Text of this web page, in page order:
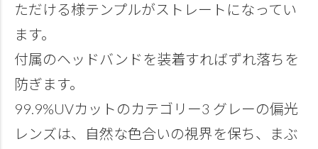
ただける様テンプルがストレートになってい
ます。
付属のヘッドバンドを装着すればずれ落ちを
防ぎます。
99.9%UVカットのカテゴリー3 グレーの偏光
レンズは、自然な色合いの視界を保ち、まぶ